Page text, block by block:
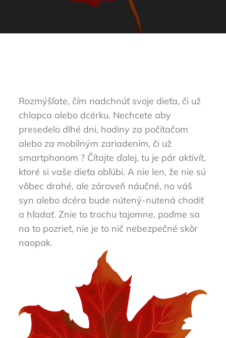
Rozmýšľate, čím nadchnúť svoje dieťa, či už
chlapca alebo dcérku. Nechcete aby
presedelo dlhé dni, hodiny za počítačom
alebo za mobilným zariadením, či už
smartphonom ? Čítajte ďalej, tu je pár aktivít,
ktoré si vaše dieťa obľúbi. A nie len, že nie sú
vôbec drahé, ale zároveň náučné, no váš
syn alebo dcéra bude nútený-nutená chodiť
a hľadať. Znie to trochu tajomne, poďme sa
na to pozrieť, nie je to nič nebezpečné skôr
naopak.